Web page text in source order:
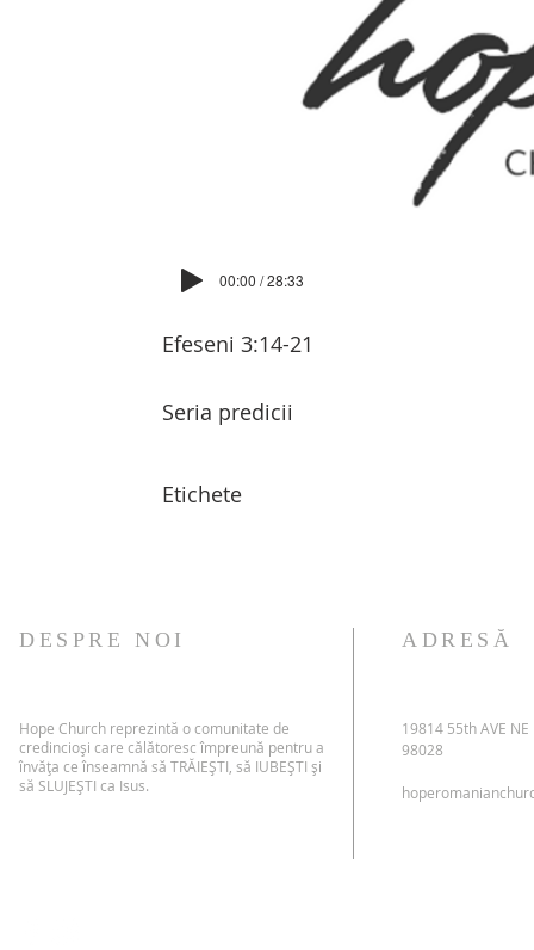
00:00 / 28:33
Efeseni 3:14-21
Seria predicii
Etichete
DESPRE NOI
Hope Church reprezintă o comunitate de
credincioși care călătoresc împreună pentru a
învăța ce înseamnă să TRĂIEȘTI, să IUBEȘTI și
să SLUJEȘTI ca Isus.
ADRESĂ
19814 55th AVE
98028